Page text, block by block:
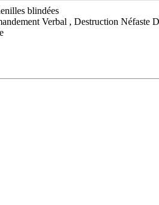
blindées
Verbal , Destruction Néfaste